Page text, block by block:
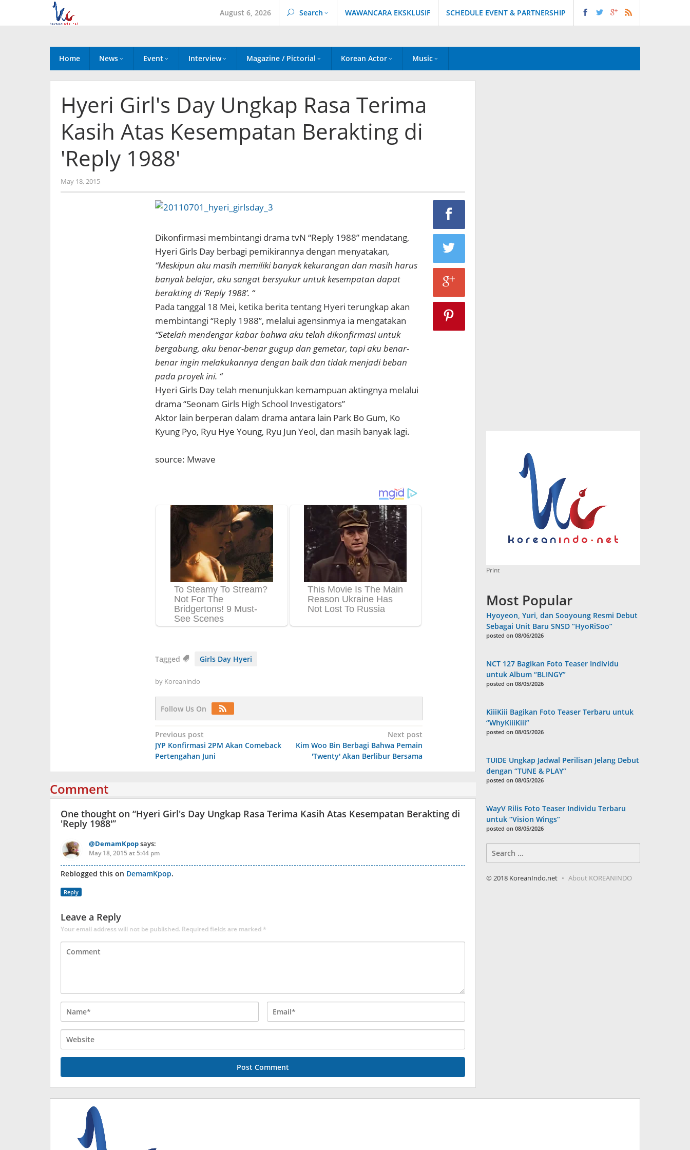
content
August 6, 2026 Search WAWANCARA EKSKLUSIF SCHEDULE EVENT & PARTNERSHIP
Home News Event Interview Magazine / Pictorial Korean Actor Music
Hyeri Girl′s Day Ungkap Rasa Terima
Kasih Atas Kesempatan Berakting di
′Reply 1988′
May 18, 2015by
Koreanindo
Dikonfirmasi membintangi drama tvN “Reply 1988” mendatang,
Hyeri Girls Day berbagi pemikirannya dengan menyatakan,
“Meskipun aku masih memiliki banyak kekurangan dan masih harus
banyak belajar, aku sangat bersyukur untuk kesempatan dapat
berakting di ‘Reply 1988’. “
Pada tanggal 18 Mei, ketika berita tentang Hyeri terungkap akan
membintangi “Reply 1988”, melalui agensinmya ia mengatakan
“Setelah mendengar kabar bahwa aku telah dikonfirmasi untuk
bergabung, aku benar-benar gugup dan gemetar, tapi aku benar-
benar ingin melakukannya dengan baik dan tidak menjadi beban
pada proyek ini. “
Hyeri Girls Day telah menunjukkan kemampuan aktingnya melalui
drama “Seonam Girls High School Investigators”
Aktor lain berperan dalam drama antara lain Park Bo Gum, Ko
Kyung Pyo, Ryu Hye Young, Ryu Jun Yeol, dan masih banyak lagi.
source: Mwave
Tagged Girls Day Hyeri
by Koreanindo
Follow Us On
Post
navigation
Previous post
JYP Konfirmasi 2PM Akan Comeback
Pertengahan Juni
Next post
Kim Woo Bin Berbagi Bahwa Pemain
′Twenty′ Akan Berlibur Bersama
Comment
One thought on “Hyeri Girl′s Day Ungkap Rasa Terima Kasih Atas Kesempatan Berakting di
′Reply 1988′”
@DemamKpopsays:
May 18, 2015 at 5:44 pm
Reblogged this on DemamKpop.
Reply
Leave a Reply
Your email address will not be published. Required fields are marked*
Print
Most Popular
Hyoyeon, Yuri, dan Sooyoung Resmi Debut
Sebagai Unit Baru SNSD “HyoRiSoo”
posted on 08/06/2026
NCT 127 Bagikan Foto Teaser Individu
untuk Album “BLINGY”
posted on 08/05/2026
KiiiKiii Bagikan Foto Teaser Terbaru untuk
“WhyKiiiKiii”
posted on 08/05/2026
TUIDE Ungkap Jadwal Perilisan Jelang Debut
dengan “TUNE & PLAY”
posted on 08/05/2026
WayV Rilis Foto Teaser Individu Terbaru
untuk “Vision Wings”
posted on 08/05/2026
for:
© 2018 KoreanIndo.net About KOREANINDO